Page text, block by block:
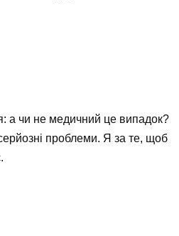
а чи не медичний це випадок?
проблеми. Я за те, щоб